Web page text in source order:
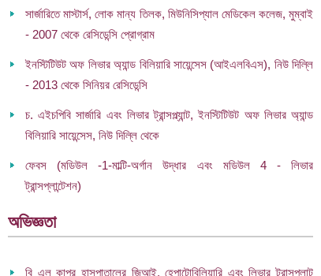
সার্জারিতে মাস্টার্স, লোক মান্য তিলক, মিউনিসিপ্যাল ​​মেডিকেল কলেজ, মুম্বাই
- 2007 থেকে রেসিডেন্সি প্রোগ্রাম
ইনস্টিটিউট অফ লিভার অ্যান্ড বিলিয়ারি সায়েন্সেস (আইএলবিএস), নিউ দিল্লি
- 2013 থেকে সিনিয়র রেসিডেন্সি
চ. এইচপিবি সার্জারি এবং লিভার ট্রান্সপ্ল্যান্ট, ইনস্টিটিউট অফ লিভার অ্যান্ড
বিলিয়ারি সায়েন্সেস, নিউ দিল্লি থেকে
ফেবস (মডিউল -1-মাল্টি-অর্গান উদ্ধার এবং মডিউল 4 - লিভার
ট্রান্সপ্লান্টেশন)
অভিজ্ঞতা
বি এল কাপুর হাসপাতালের জিআই, হেপাটোবিলিয়ারি এবং লিভার ট্রান্সপ্লান্ট